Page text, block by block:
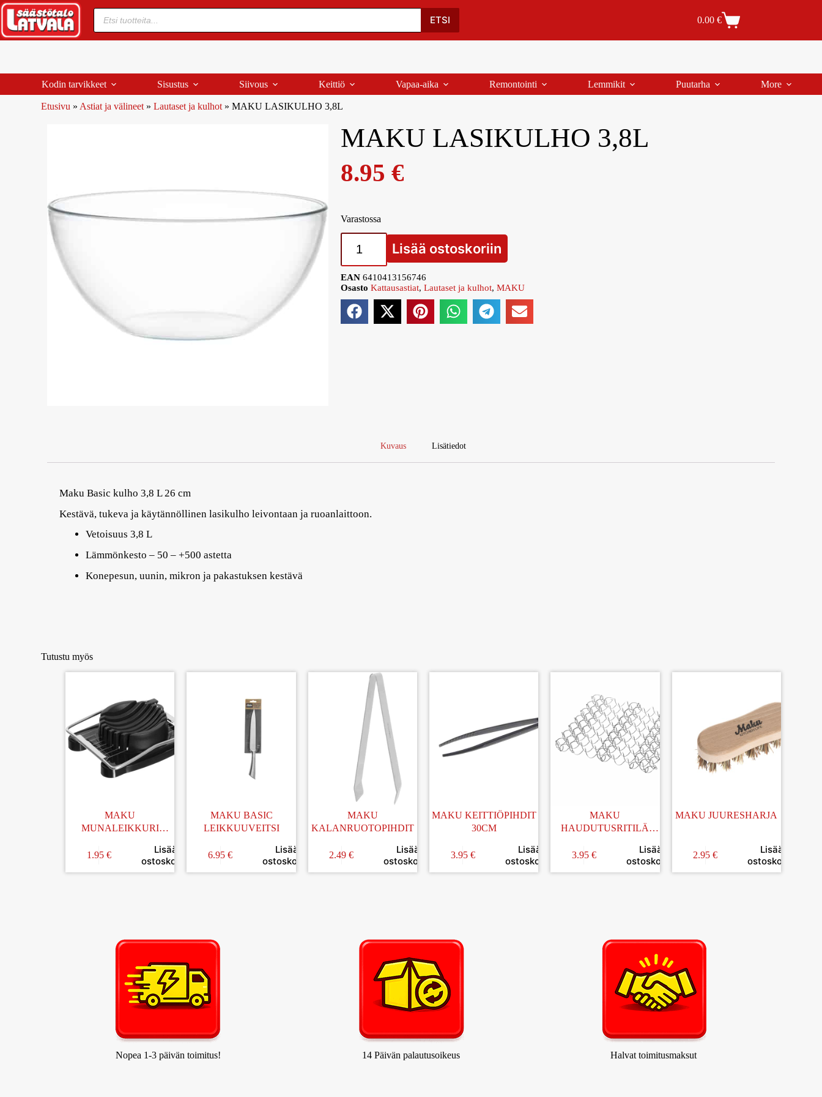
Oma Tili Ostoskori Yhteystiedot Tilauksen peruutus
ETSI 0.00 €
Kodin tarvikkeet Sisustus Siivous Keittiö Vapaa-aika Remontointi Lemmikit Puutarha More
Etusivu » Astiat ja välineet » Lautaset ja kulhot » MAKU LASIKULHO 3,8L
MAKU LASIKULHO 3,8L
8.95 €
Varastossa
Lisää ostoskoriin
EAN 6410413156746
Osasto Kattausastiat, Lautaset ja kulhot, MAKU
Kuvaus Lisätiedot
Maku Basic kulho 3,8 L 26 cm
Kestävä, tukeva ja käytännöllinen lasikulho leivontaan ja ruoanlaittoon.
Vetoisuus 3,8 L
Lämmönkesto – 50 – +500 astetta
Konepesun, uunin, mikron ja pakastuksen kestävä
Tutustu myös
MAKU
MUNALEIKKURI
1.95 €
Lisää
ostoskoriin
MAKU BASIC
LEIKKUUVEITSI
6.95€
Lisää
ostoskoriin
MAKU
KALANRUOTOPIHDIT
2.49€
Lisää
ostoskoriin
MAKU KEITTIÖPIHDIT
30CM
3.95 €
Lisää
ostoskoriin
MAKU
HAUDUTUSRITILÄ
3.95 €
Lisää
ostoskoriin
MAKU JUURESHARJA
2.95€
Lisää
ostoskoriin
Nopea 1-3 päivän toimitus! 14 Päivän palautusoikeus Halvat toimitusmaksut